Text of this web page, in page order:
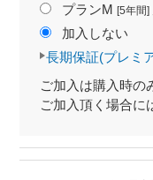
プランM [5年間]
加入しない
長期保証(プレミ
ご加入は購入時の
ご加入頂く場合に